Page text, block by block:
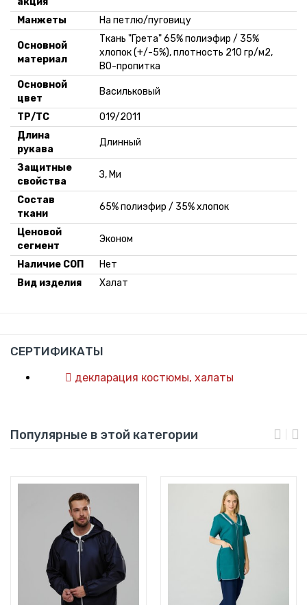
Манжеты На петлю/пуговицу
Основной
материал
Ткань "Грета" 65% полиэфир / 35%
хлопок (+/-5%), плотность 210 гр/м2,
ВО-пропитка
Основной
цвет
Васильковый
ТР/ТС
019/2011
Длина
рукава
Длинный
Защитные
свойства
З, Ми
Состав
ткани
65% полиэфир / 35% хлопок
Ценовой
сегмент
Эконом
Наличие СОП
Нет
Вид изделия
Халат
СЕРТИФИКАТЫ
декларация костюмы, халаты
Популярные в этой категории